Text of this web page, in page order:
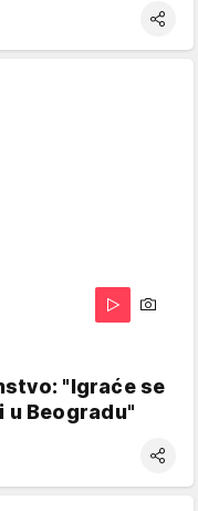
"Igraće se
u Beogradu"